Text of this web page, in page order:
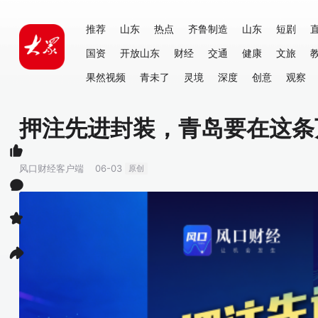
推荐 山东 热点 齐鲁制造 山东 短剧
国资
开放山东 财经 交通 健康 文旅
果然视频
青未了 灵境 深度 创意 观察
押注先进封装，青岛要在这
风口财经客户端 06-03 原创